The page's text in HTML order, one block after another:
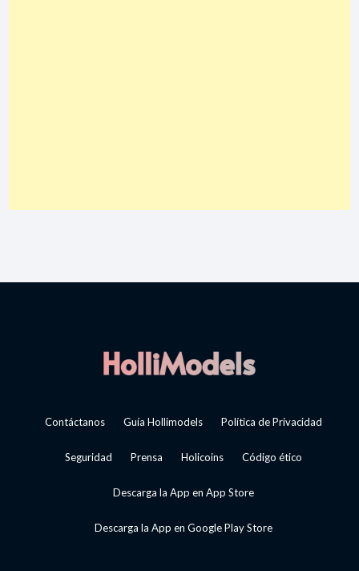
Contáctanos Guía Hollimodels Política de Privacidad
Seguridad Prensa Holicoins Código ético
Descarga la App en App Store
Descarga la App en Google Play Store